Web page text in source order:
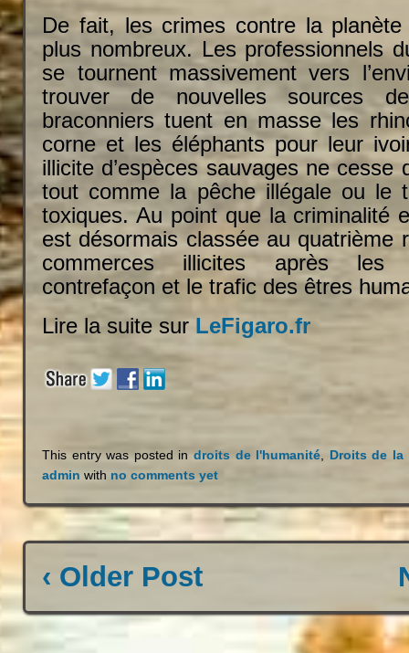
De fait, les crimes contre la
plus nombreux. Les professionnels
se tournent massivement vers
trouver de nouvelles sources
braconniers tuent en masse les
corne et les éléphants pour leur
illicite d’espèces sauvages ne cesse
tout comme la pêche illégale ou le
toxiques. Au point que la criminalité
est désormais classée au quatrième
commerces illicites après les
contrefaçon et le trafic des êtres
Lire la suite sur LeFigaro.fr
This entry was posted indroits de l'humanité,
Droits de la
admin with no comments yet
‹ Older Post